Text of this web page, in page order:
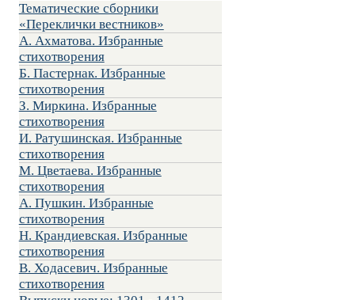
Тематические сборники
«Переклички вестников»
А. Ахматова. Избранные
стихотворения
Б. Пастернак. Избранные
стихотворения
З. Миркина. Избранные
стихотворения
И. Ратушинская. Избранные
стихотворения
М. Цветаева. Избранные
стихотворения
А. Пушкин. Избранные
стихотворения
Н. Крандиевская. Избранные
стихотворения
В. Ходасевич. Избранные
стихотворения